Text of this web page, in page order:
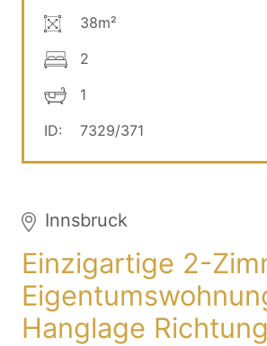
38m²
2
1
ID:
7329/371
Innsbruck
Einzigartige 2-
Hanglage Richtung